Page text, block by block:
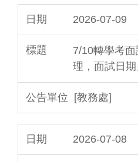
2026-07-09
7/10轉學考
理，面試日期
[教務處]
2026-07-08